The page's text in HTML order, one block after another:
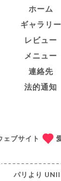
ホーム
ギャラリー
レビュー
メニュー
連絡先
法的通知
ブサイト
パリより